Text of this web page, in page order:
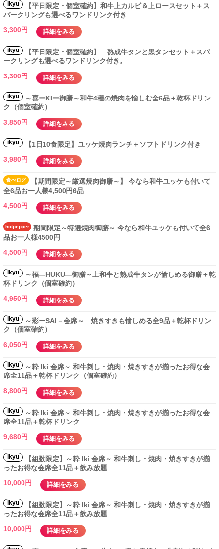
ikyu
【平日限定・個室確約】和牛上カルビ＆上ロースセット＋ス
パークリングも選べるワンドリンク付き
3,300円
詳細をみる
ikyu
【平日限定・個室確約】 熟成牛タンと黒タンセット＋スパ
ークリングも選べるワンドリンク付き。
3,300円
詳細をみる
ikyu
～喜ーKIー御膳～和牛4種の焼肉を愉しむ全6品＋乾杯ドリン
ク（個室確約）
3,850円
詳細をみる
ikyu
【1日10食限定】ユッケ焼肉ランチ＋ソフトドリンク付き
3,980円
詳細をみる
食べログ
【期間限定～厳選焼肉御膳～】 今なら和牛ユッケも付いて
全6品お一人様4,500円6品
4,500円
詳細をみる
hotpepper
期間限定～特選焼肉御膳～ 今なら和牛ユッケも付いて全6
品お一人様4500円
4,500円
詳細をみる
ikyu
～福―HUKU―御膳～上和牛と熟成牛タンが愉しめる御膳＋乾
杯ドリンク（個室確約）
4,950円
詳細をみる
ikyu
～彩ーSAI－会席～ 焼きすきも愉しめる全9品＋乾杯ドリン
ク（個室確約）
6,050円
詳細をみる
ikyu
～粋 Iki 会席～ 和牛刺し・焼肉・焼きすきが揃ったお得な会
席全11品＋乾杯ドリンク（個室確約）
8,800円
詳細をみる
ikyu
～粋 Iki 会席～ 和牛刺し・焼肉・焼きすきが揃ったお得な会
席全11品＋乾杯ドリンク
9,680円
詳細をみる
ikyu
【組数限定】～粋 Iki 会席～ 和牛刺し・焼肉・焼きすきが揃
ったお得な会席全11品＋飲み放題
10,000円
詳細をみる
ikyu
【組数限定】～粋 Iki 会席～ 和牛刺し・焼肉・焼きすきが揃
ったお得な会席全11品＋飲み放題
10,000円
詳細をみる